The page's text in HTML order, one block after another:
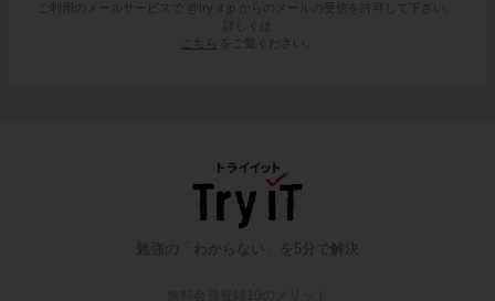
ご利用のメールサービスで @try-it.jp からのメールの受信を許可して下さい。
詳しくは
こちら
をご覧ください。
勉強の「わからない」を5分で解決